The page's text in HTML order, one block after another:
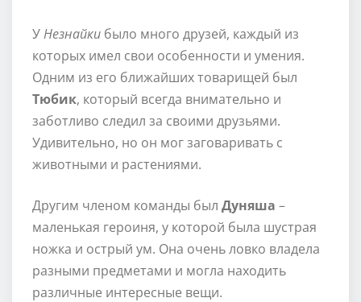
УНезнайки было много друзей, каждый из
которых имел свои особенности и умения.
Одним из его ближайших товарищей был
Тюбик, который всегда внимательно и
заботливо следил за своими друзьями.
Удивительно, но он мог заговаривать с
животными и растениями.
Другим членом команды был Дуняша –
маленькая героиня, у которой была шустрая
ножка и острый ум. Она очень ловко владела
разными предметами и могла находить
различные интересные вещи.